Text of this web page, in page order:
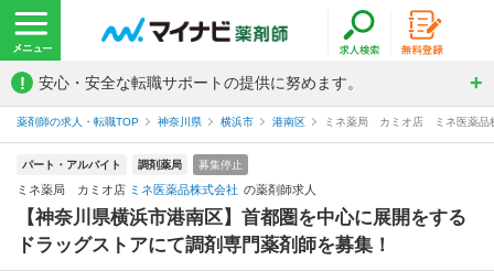
! 安心・安全な転職サポートの提供に努めます。
薬剤師の求人・転職TOP 神奈川県 横浜市 港南区 ミネ薬局 カミオ店 ミネ医薬品
パート・アルバイト 調剤薬局 募集停止
ミネ薬局 カミオ店 ミネ医薬品株式会社 の薬剤師求人
【神奈川県横浜市港南区】首都圏を中心に展開をする
ドラッグストアにて調剤専門薬剤師を募集！